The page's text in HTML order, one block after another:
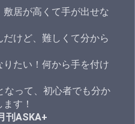
敷居が高くて手が出せな
だけど、難しくて分から
りたい！何から手を付け
なって、初心者でも分か
す！
刊ASKA+